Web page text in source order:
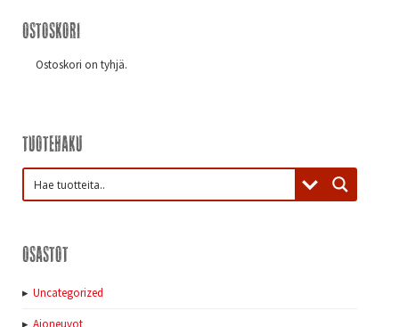
Ostoskori
Ostoskori on tyhjä.
Tuotehaku
Osastot
Uncategorized
Ajoneuvot